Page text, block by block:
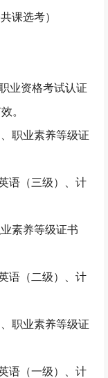
课选考）
业资格考试认证
。
职业素养等级证
语（三级）、计
素养等级证书
语（二级）、计
职业素养等级证
语（一级）、计